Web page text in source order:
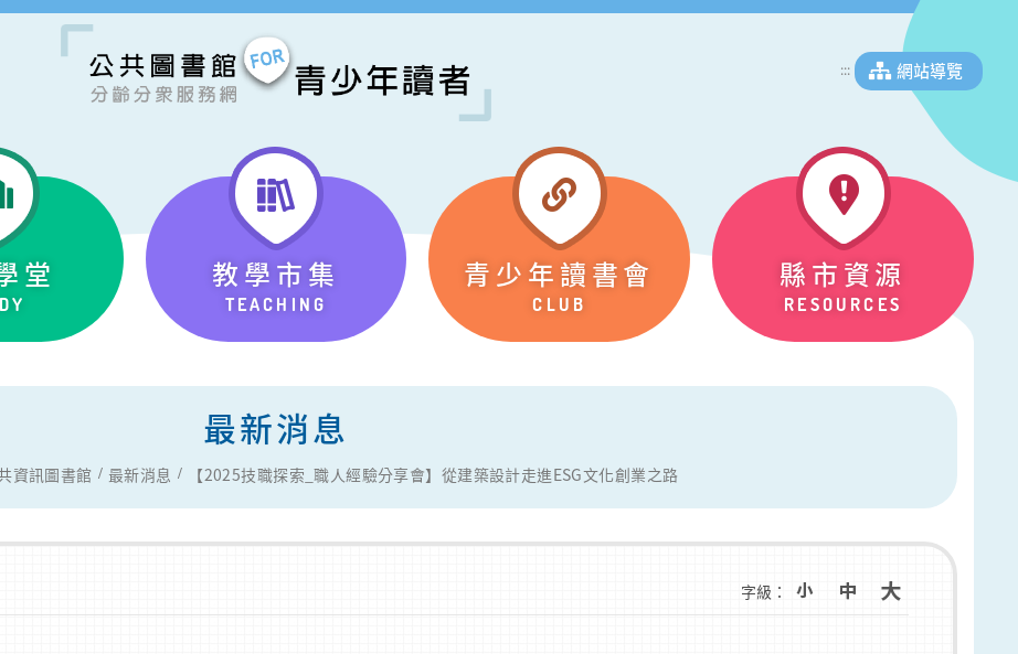
::: 網站導覽
堂 教學市集
TEACHING
青少年讀書會
CLUB
縣市資源
RESOURCES
最新消息
資訊圖書館 最新消息 【2025技職探索_職人經驗分享會】從建築設計走進ESG文化創業之路
字級：